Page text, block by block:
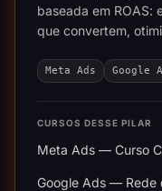
baseada em ROAS:
que convertem,
Meta Ads Google
CURSOS DESSE PILAR
Meta Ads — Curso
Google Ads — Rede